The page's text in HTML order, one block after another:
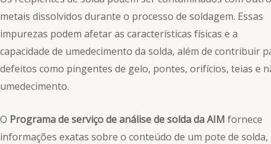
metais dissolvidos durante o processo de soldagem. Essas
impurezas podem afetar as características físicas e a
capacidade de umedecimento da solda, além de contribuir
defeitos como pingentes de gelo, pontes, orifícios, teias e
umedecimento.
O Programa de serviço de análise de solda da AIM fornece
informações exatas sobre o conteúdo de um pote de solda,